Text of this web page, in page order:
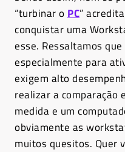
“turbinar o PC”
conquistar uma
esse. Ressaltamos
especialmente para
exigem alto
realizar a comparação
medida e um
obviamente as
muitos quesitos. Quer